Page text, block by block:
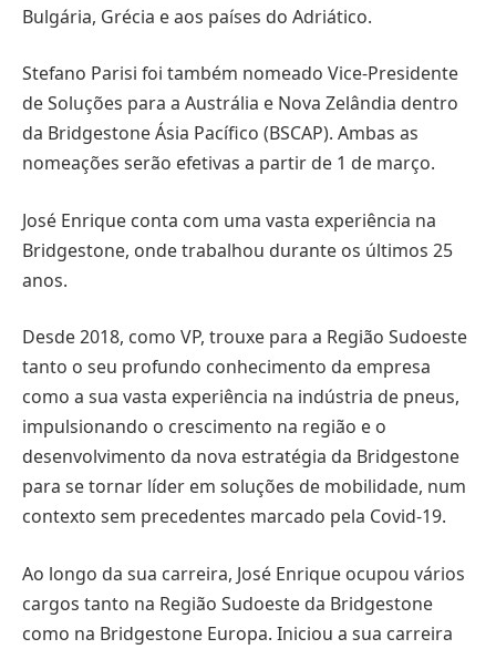
Bulgária, Grécia e aos países do Adriático.
Stefano Parisi foi também nomeado Vice-Presidente
de Soluções para a Austrália e Nova Zelândia dentro
da Bridgestone Ásia Pacífico (BSCAP). Ambas as
nomeações serão efetivas a partir de 1 de março.
José Enrique conta com uma vasta experiência na
Bridgestone, onde trabalhou durante os últimos 25
anos.
Desde 2018, como VP, trouxe para a Região Sudoeste
tanto o seu profundo conhecimento da empresa
como a sua vasta experiência na indústria de pneus,
impulsionando o crescimento na região e o
desenvolvimento da nova estratégia da Bridgestone
para se tornar líder em soluções de mobilidade, num
contexto sem precedentes marcado pela Covid-19.
Ao longo da sua carreira, José Enrique ocupou vários
cargos tanto na Região Sudoeste da Bridgestone
como na Bridgestone Europa. Iniciou a sua carreira